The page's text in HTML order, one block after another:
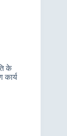
के
कार्य